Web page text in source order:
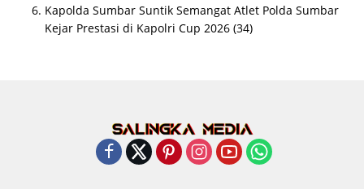
Kapolda Sumbar Suntik Semangat Atlet Polda Sumbar
Kejar Prestasi di Kapolri Cup 2026 (34)